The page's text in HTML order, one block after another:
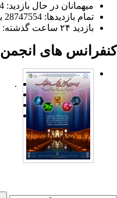
میهمانان در حال بازدید: 184 کاربر
تمام بازدید‌ها: 28747554 بازدید
بازدید ۲۴ ساعت گذشته: 47392 بازدید
کنفرانس های انجمن
.